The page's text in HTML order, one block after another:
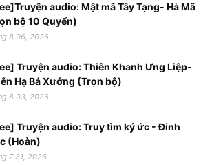
audio: Mật mã Tây Tạng- Hà Mã
bộ 10 Quyển)
8 06, 2026
Truyện audio: Thiên Khanh Ưng Liệp-
Hạ Bá Xướng (Trọn bộ)
8 03, 2026
Truyện audio: Truy tìm ký ức - Đinh
(Hoàn)
7 31, 2026